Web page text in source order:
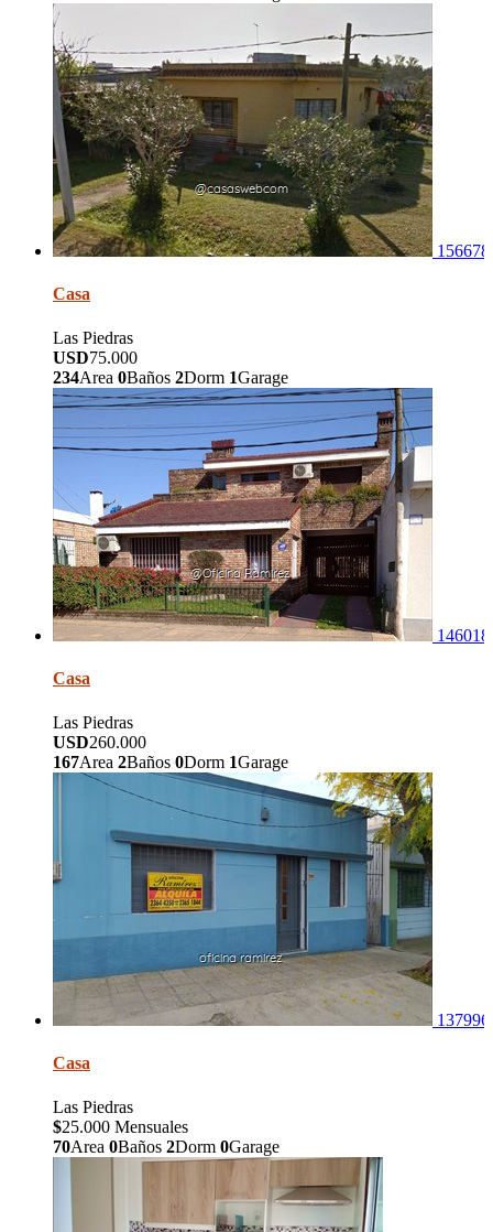
156678
Casa
Las Piedras
USD75.000
234Area 0Baños 2Dorm 1Garage
146018
Casa
Las Piedras
USD260.000
167Area 2Baños 0Dorm 1Garage
137996
Casa
Las Piedras
$25.000 Mensuales
70Area 0Baños 2Dorm 0Garage